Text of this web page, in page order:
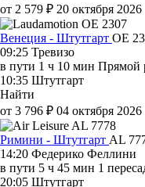
от 2 579 ₽ 20 октября 2026
Венеция - Штутгарт OE
09:25 Тревизо
в пути 1 ч 10 мин Прямой
10:35 Штутгарт
Найти
от 3 796 ₽ 04 октября 2026
Римини - Штутгарт AL
14:20 Федерико Феллини
в пути 5 ч 45 мин 1
20:05 Штутгарт